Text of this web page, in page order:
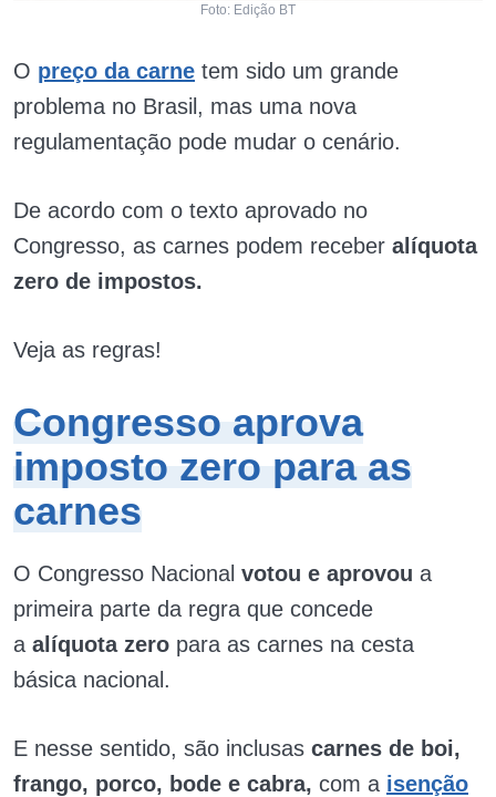
Foto: Edição BT
O preço da carne tem sido um grande
problema no Brasil, mas uma nova
regulamentação pode mudar o cenário.
De acordo com o texto aprovado no
Congresso, as carnes podem receber alíquota
zero de impostos.
Veja as regras!
Congresso aprova
imposto zero para as
carnes
O Congresso Nacional votou e aprovou a
primeira parte da regra que concede
a alíquota zero para as carnes na cesta
básica nacional.
E nesse sentido, são inclusas carnes de boi,
frango, porco, bode e cabra, com a isenção